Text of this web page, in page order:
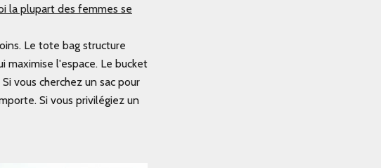
la plupart des femmes se
Le tote bag structure
maximise l'espace. Le bucket
vous cherchez un sac pour
Si vous privilégiez un